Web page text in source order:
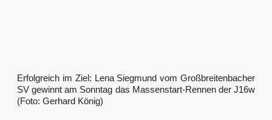
Erfolgreich im Ziel: Lena Siegmund vom Großbreitenbacher
SV gewinnt am Sonntag das Massenstart-Rennen der J16w
(Foto: Gerhard König)